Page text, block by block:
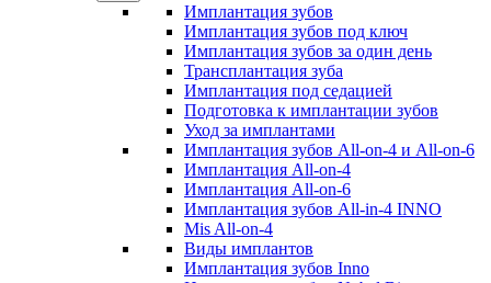
Имплантация зубов
Имплантация зубов под ключ
Имплантация зубов за один день
Трансплантация зуба
Имплантация под седацией
Подготовка к имплантации зубов
Уход за имплантами
Имплантация зубов All-on-4 и All-on-6
Имплантация All-on-4
Имплантация All-on-6
Имплантация зубов All-in-4 INNO
Mis All-on-4
Виды имплантов
Имплантация зубов Inno